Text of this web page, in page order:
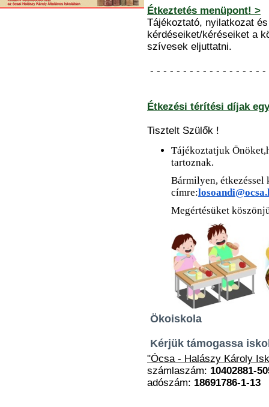
Étkeztetés menüpont! >
Tájékoztató, nyilatkozat
kérdéseiket/kéréseiket a
szívesek eljuttatni.
- - - - - - - - - - - - - - - - -
Étkezési térítési díjak
Tisztelt Szülők !
Tájékoztatjuk
tartoznak.
Bármilyen, étkezéssel
címre:
Megértésüket
Ökoiskola
Kérjük támogassa
"Ócsa - Halászy Károly
számlaszám: 10402881-
adószám: 18691786-1-13